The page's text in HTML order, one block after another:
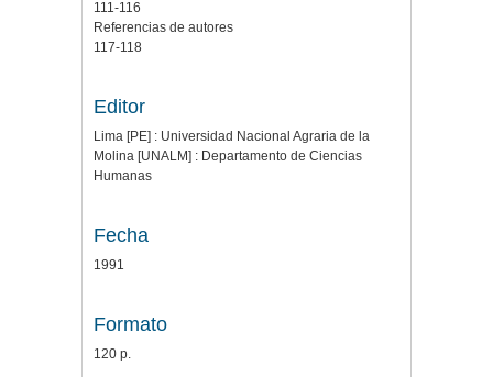
111-116
Referencias de autores
117-118
Editor
Lima [PE] : Universidad Nacional Agraria de la
Molina [UNALM] : Departamento de Ciencias
Humanas
Fecha
1991
Formato
120 p.